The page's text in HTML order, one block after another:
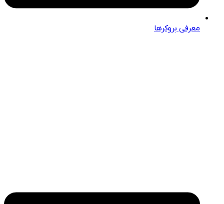
معرفی بروکرها